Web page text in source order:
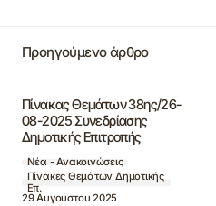
Προηγούμενο άρθρο
Πίνακας Θεμάτων 38ης/26-
08-2025 Συνεδρίασης
Δημοτικής Επιτροπής
Νέα - Ανακοινώσεις
Πίνακες Θεμάτων Δημοτικής
Επ.
29 Αυγούστου 2025